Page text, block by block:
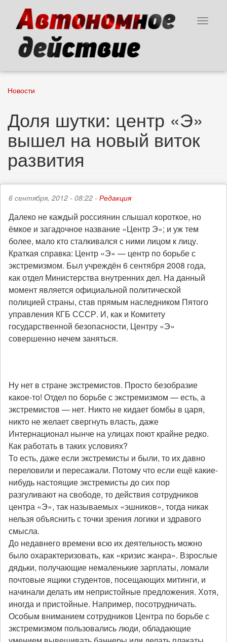
основному
содержанию
Toggle
Новости
Доля шутки: центр «Э»
вышел на новый виток
развития
6 сентября, 2012 - 08:22 - Редакция
Далеко не каждый россиянин слышал короткое, но
ёмкое и загадочное название «Центр Э»; и уж тем
более, мало кто сталкивался с ними лицом к лицу.
Краткая справка: Центр «Э» — центр по борьбе с
экстремизмом. Был учреждён 6 сентября 2008 года,
как отдел Министерства внутренних дел. На данный
момент является официальной политической
полицией страны, став прямым наследником Пятого
управления КГБ СССР. И, как и Комитету
государственной безопасности, Центру «Э»
совершенно нечем заняться.
Ну нет в стране экстремистов. Просто безобразие
какое-то! Отдел по борьбе с экстремизмом — есть, а
экстремистов — нет. Никто не кидает бомбы в царя,
никто не желает свергнуть власть, даже
Интернационал нынче на улицах поют крайне редко.
Как работать в таких условиях?
То есть, даже если экстремисты и были, то их давно
переловили и пересажали. Потому что если ещё какие-
нибудь настоящие экстремисты до сих пор
разгуливают на свободе, то действия сотрудников
центра «Э», так называемых «эшников», тогда никак
нельзя объяснить с точки зрения логики и здравого
смысла.
До недавнего времени всю их деятельность можно
было охарактеризовать, как «кризис жанра». Взрослые
дядьки, получающие немаленькие зарплаты, ломали
почтовые ящики студентов, посещающих митинги, и
начинали делать им непристойные предложения. Хотя,
иногда и пристойные. Например, посотрудничать.
Особым вниманием сотрудников Центра по борьбе с
экстремизмом пользовались люди, обладающие